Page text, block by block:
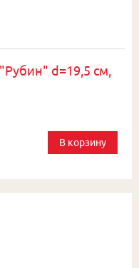
d=19,5 см,
В корзину